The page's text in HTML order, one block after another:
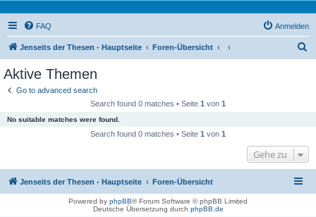
FAQ Anmelden
Jenseits der Thesen - Hauptseite Foren-Übersicht
Aktive Themen
Go to advanced search
Search found 0 matches • Seite 1 von 1
No suitable matches were found.
Search found 0 matches • Seite 1 von 1
Gehe zu
Jenseits der Thesen - Hauptseite Foren-Übersicht
Powered by phpBB® Forum Software © phpBB Limited
Deutsche Übersetzung durch phpBB.de